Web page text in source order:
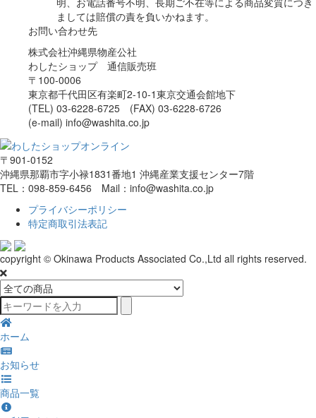
ましては賠償の責を負いかねます。
お問い合わせ先
株式会社沖縄県物産公社
わしたショップ 通信販売班
〒100-0006
東京都千代田区有楽町2-10-1東京交通会館地下
(TEL) 03-6228-6725 (FAX) 03-6228-6726
(e-mail) info@washita.co.jp
〒901-0152
沖縄県那覇市字小禄1831番地1 沖縄産業支援センター7階
TEL：098-859-6456 Mail：info@washita.co.jp
プライバシーポリシー
特定商取引法表記
copyright © Okinawa Products Associated Co.,Ltd all rights reserved.
ホーム
お知らせ
商品一覧